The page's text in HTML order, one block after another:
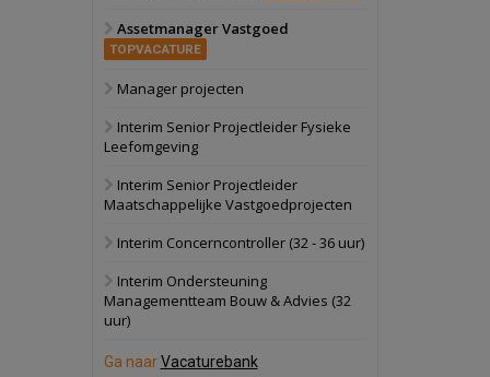
Oranje
28 september 2026
bedrijventerrein
Bekijk
Schuinesloot
politiebureau
17 september 2026
Voormalig
Assetmanager Vastgoed
TOPVACATURE
Manager projecten
Interim Senior Projectleider Fysieke
Leefomgeving
Interim Senior Projectleider
Maatschappelijke Vastgoedprojecten
Interim Concerncontroller (32 - 36 uur)
Interim Ondersteuning
Managementteam Bouw & Advies (32
uur)
Ga naarVacaturebank